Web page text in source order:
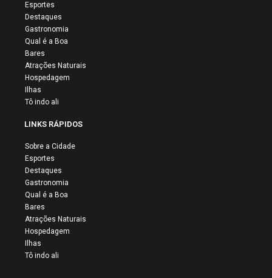
Esportes
Destaques
Gastronomia
Qual é a Boa
Bares
Atrações Naturais
Hospedagem
Ilhas
Tô indo ali
LINKS RÁPIDOS
Sobre a Cidade
Esportes
Destaques
Gastronomia
Qual é a Boa
Bares
Atrações Naturais
Hospedagem
Ilhas
Tô indo ali